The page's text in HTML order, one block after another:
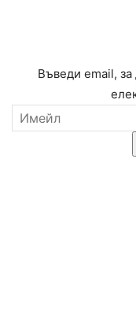
Въведи email,